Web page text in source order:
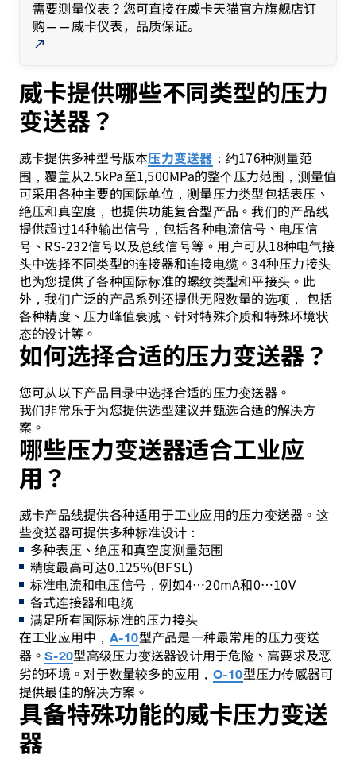
需要测量仪表？您可直接在威卡天猫官方旗舰店订
购——威卡仪表，品质保证。
威卡提供哪些不同类型的压力
变送器？
威卡提供多种型号版本压力变送器 ：约176种测量范
围，覆盖从2.5kPa至1,500MPa的整个压力范围，测量值
可采用各种主要的国际单位，测量压力类型包括表压、
绝压和真空度，也提供功能复合型产品。我们的产品线
提供超过14种输出信号，包括各种电流信号、电压信
号、RS-232信号以及总线信号等。用户可从18种电气接
头中选择不同类型的连接器和连接电缆。34种压力接头
也为您提供了各种国际标准的螺纹类型和平接头。此
外，我们广泛的产品系列还提供无限数量的选项， 包括
各种精度、压力峰值衰减、针对特殊介质和特殊环境状
态的设计等。
如何选择合适的压力变送器？
您可从以下产品目录中选择合适的压力变送器。
我们非常乐于为您提供选型建议并甄选合适的解决方
案。
哪些压力变送器适合工业应
用？
威卡产品线提供各种适用于工业应用的压力变送器。这
些变送器可提供多种标准设计：
多种表压、绝压和真空度测量范围
精度最高可达0.125%(BFSL)
标准电流和电压信号，例如4…20mA和0…10V
各式连接器和电缆
满足所有国际标准的压力接头
在工业应用中， A-10型产品是一种最常用的压力变送
器。S-20型高级压力变送器设计用于危险、高要求及恶
劣的环境。对于数量较多的应用， O-10型压力传感器可
提供最佳的解决方案。
具备特殊功能的威卡压力变送
器